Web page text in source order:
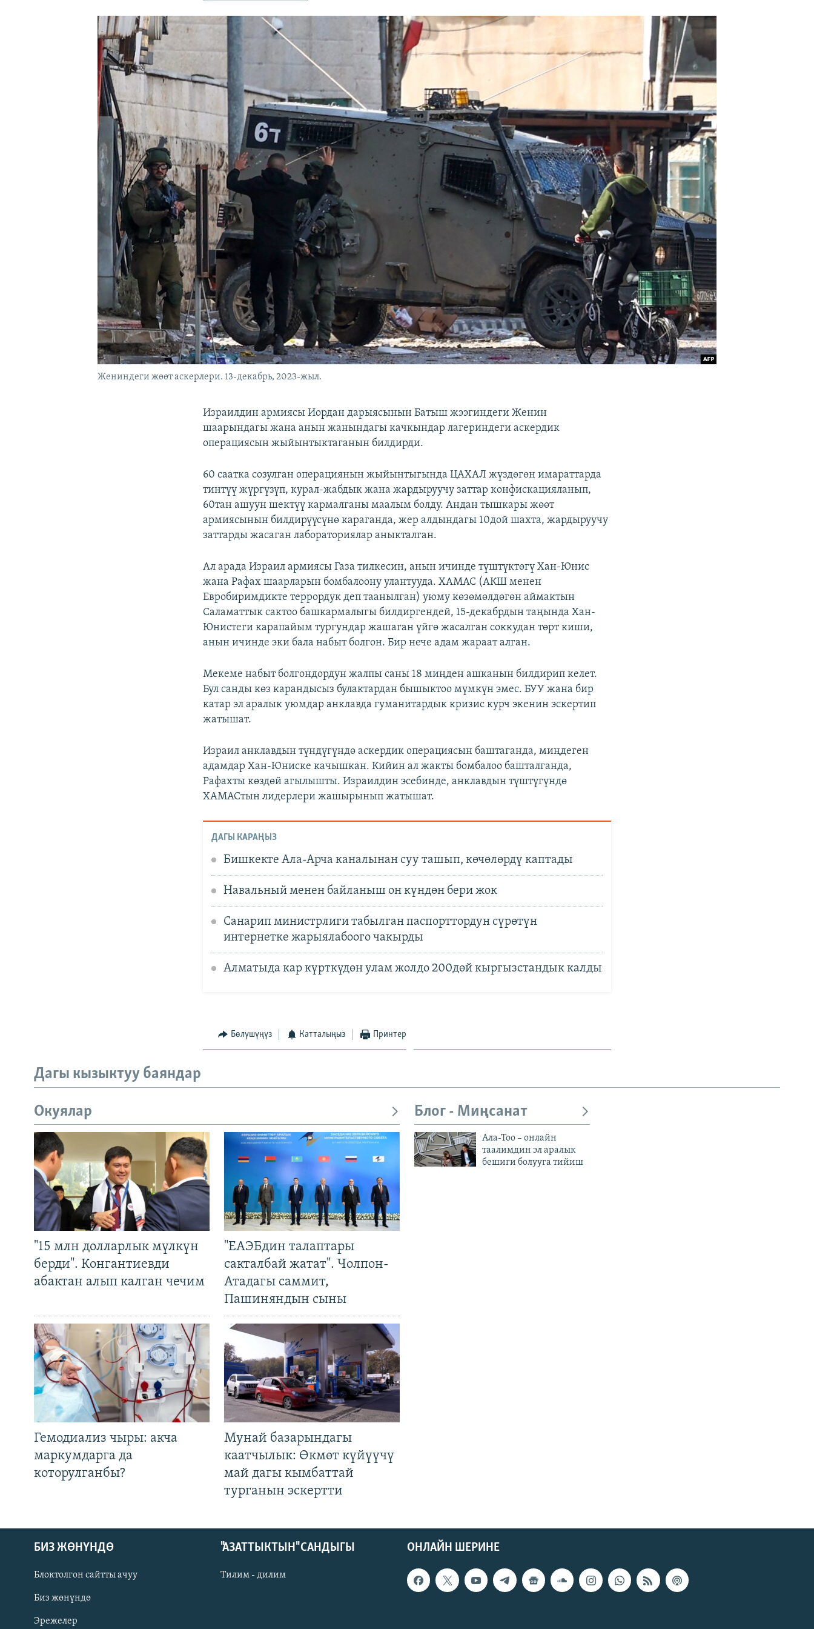
Русский
Жениндеги жөөт аскерлери. 13-декабрь, 2023-жыл.
Израилдин армиясы Иордан дарыясынын Батыш жээгиндеги Женин
шаарындагы жана анын жанындагы качкындар лагериндеги аскердик
операциясын жыйынтыктаганын билдирди.
60 саатка созулган операциянын жыйынтыгында ЦАХАЛ жүздөгөн имараттарда
тинтүү жүргүзүп, курал-жабдык жана жардыруучу заттар конфискацияланып,
60тан ашуун шектүү кармалганы маалым болду. Андан тышкары жөөт
армиясынын билдирүүсүнө караганда, жер алдындагы 10дой шахта, жардыруучу
заттарды жасаган лабораториялар аныкталган.
Ал арада Израил армиясы Газа тилкесин, анын ичинде түштүктөгү Хан-Юнис
жана Рафах шаарларын бомбалоону улантууда. ХАМАС (АКШ менен
Евробиримдикте террордук деп таанылган) уюму көзөмөлдөгөн аймактын
Саламаттык сактоо башкармалыгы билдиргендей, 15-декабрдын таңында Хан-
Юнистеги карапайым тургундар жашаган үйгө жасалган соккудан төрт киши,
анын ичинде эки бала набыт болгон. Бир нече адам жараат алган.
Мекеме набыт болгондордун жалпы саны 18 миңден ашканын билдирип келет.
Бул санды көз карандысыз булактардан бышыктоо мүмкүн эмес. БУУ жана бир
катар эл аралык уюмдар анклавда гуманитардык кризис курч экенин эскертип
жатышат.
Израил анклавдын түндүгүндө аскердик операциясын баштаганда, миңдеген
адамдар Хан-Юниске качышкан. Кийин ал жакты бомбалоо башталганда,
Рафахты көздөй агылышты. Израилдин эсебинде, анклавдын түштүгүндө
ХАМАСтын лидерлери жашырынып жатышат.
ДАГЫ КАРАҢЫЗ
Бишкекте Ала-Арча каналынан суу ташып, көчөлөрдү каптады
Навальный менен байланыш он күндөн бери жок
Санарип министрлиги табылган паспорттордун cүрөтүн
интернетке жарыялабоого чакырды
Алматыда кар күрткүдөн улам жолдо 200дөй кыргызстандык калды
Бөлүшүңүз Катталыңыз Принтер
Дагы кызыктуу баяндар
Окуялар
"15 млн долларлык мүлкүн
берди". Конгантиевди
абактан алып калган чечим
"ЕАЭБдин талаптары
сакталбай жатат". Чолпон-
Атадагы саммит,
Пашиняндын сыны
Гемодиализ чыры: акча
маркумдарга да
которулганбы?
Мунай базарындагы
каатчылык: Өкмөт күйүүчү
май дагы кымбаттай
турганын эскертти
Блог - Миңсанат
Ала-Тоо – онлайн
таалимдин эл аралык
бешиги болууга тийиш
ОНЛАЙН ШЕРИНЕ
БИЗ ЖӨНҮНДӨ
Блоктолгон сайтты ачуу
Биз жөнүндө
Эрежелер
"АЗАТТЫКТЫН" САНДЫГЫ
Тилим - дилим